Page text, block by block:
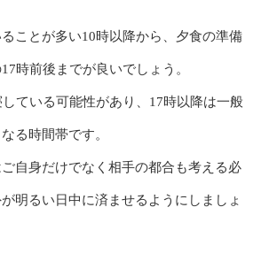
ことが多い10時以降から、夕食の準備
時前後までが良いでしょう。
ている可能性があり、17時以降は一般
る時間帯です。
自身だけでなく相手の都合も考える必
明るい日中に済ませるようにしましょ